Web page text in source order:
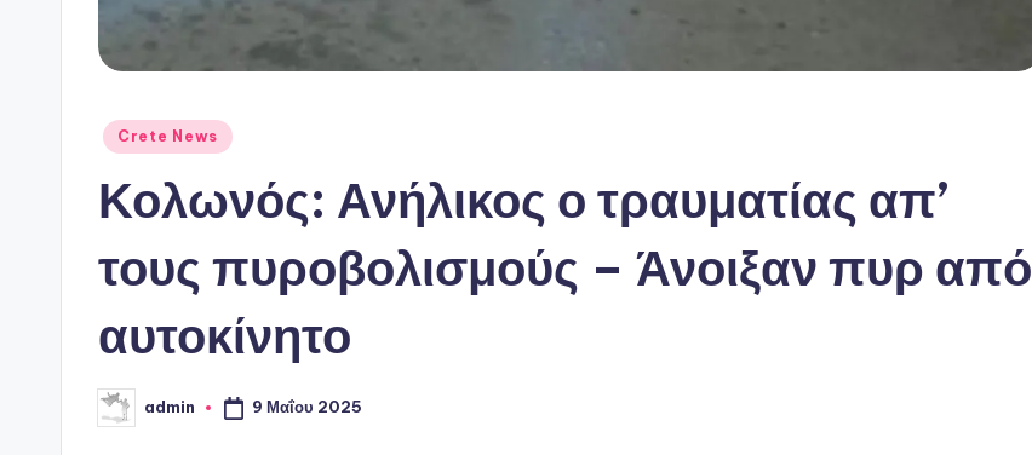
Αναρτήθηκε
Crete News
Κολωνός: Ανήλικος ο τραυματίας απ’
τους πυροβολισμούς – Άνοιξαν πυρ από
αυτοκίνητο
Συγγραφέας:
admin 9 Μαΐου 2025